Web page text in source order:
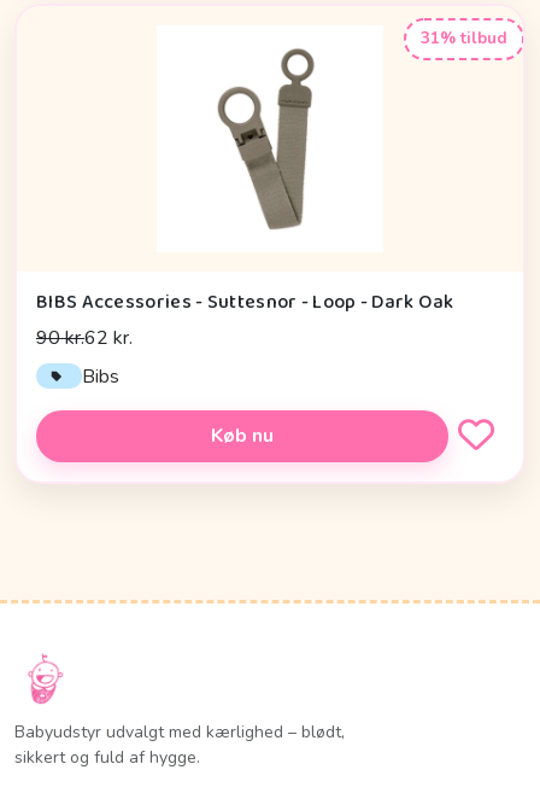
31% tilbud
BIBS Accessories - Suttesnor - Loop - Dark Oak
90 kr.62 kr.
Bibs
Køb nu
Babyudstyr udvalgt med kærlighed – blødt,
sikkert og fuld af hygge.